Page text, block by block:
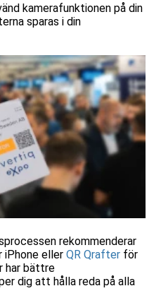
kamerafunktionen på din
sparas i din
rekommenderar
iPhone eller QR Qrafter för
har bättre
dig att hålla reda på alla